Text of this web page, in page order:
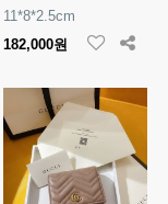
11*8*2.5cm
182,000원